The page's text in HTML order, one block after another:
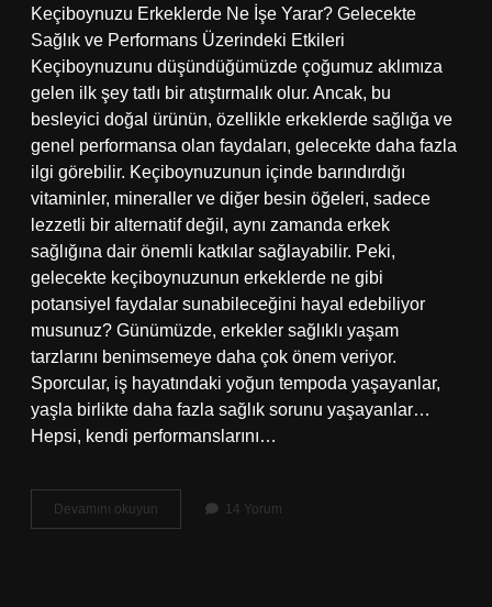
Keçiboynuzu Erkeklerde Ne İşe Yarar? Gelecekte
Sağlık ve Performans Üzerindeki Etkileri
Keçiboynuzunu düşündüğümüzde çoğumuz aklımıza
gelen ilk şey tatlı bir atıştırmalık olur. Ancak, bu
besleyici doğal ürünün, özellikle erkeklerde sağlığa ve
genel performansa olan faydaları, gelecekte daha fazla
ilgi görebilir. Keçiboynuzunun içinde barındırdığı
vitaminler, mineraller ve diğer besin öğeleri, sadece
lezzetli bir alternatif değil, aynı zamanda erkek
sağlığına dair önemli katkılar sağlayabilir. Peki,
gelecekte keçiboynuzunun erkeklerde ne gibi
potansiyel faydalar sunabileceğini hayal edebiliyor
musunuz? Günümüzde, erkekler sağlıklı yaşam
tarzlarını benimsemeye daha çok önem veriyor.
Sporcular, iş hayatındaki yoğun tempoda yaşayanlar,
yaşla birlikte daha fazla sağlık sorunu yaşayanlar…
Hepsi, kendi performanslarını…
Devamını okuyun Keçiboynuzu
erkeklerde
14 Yorum